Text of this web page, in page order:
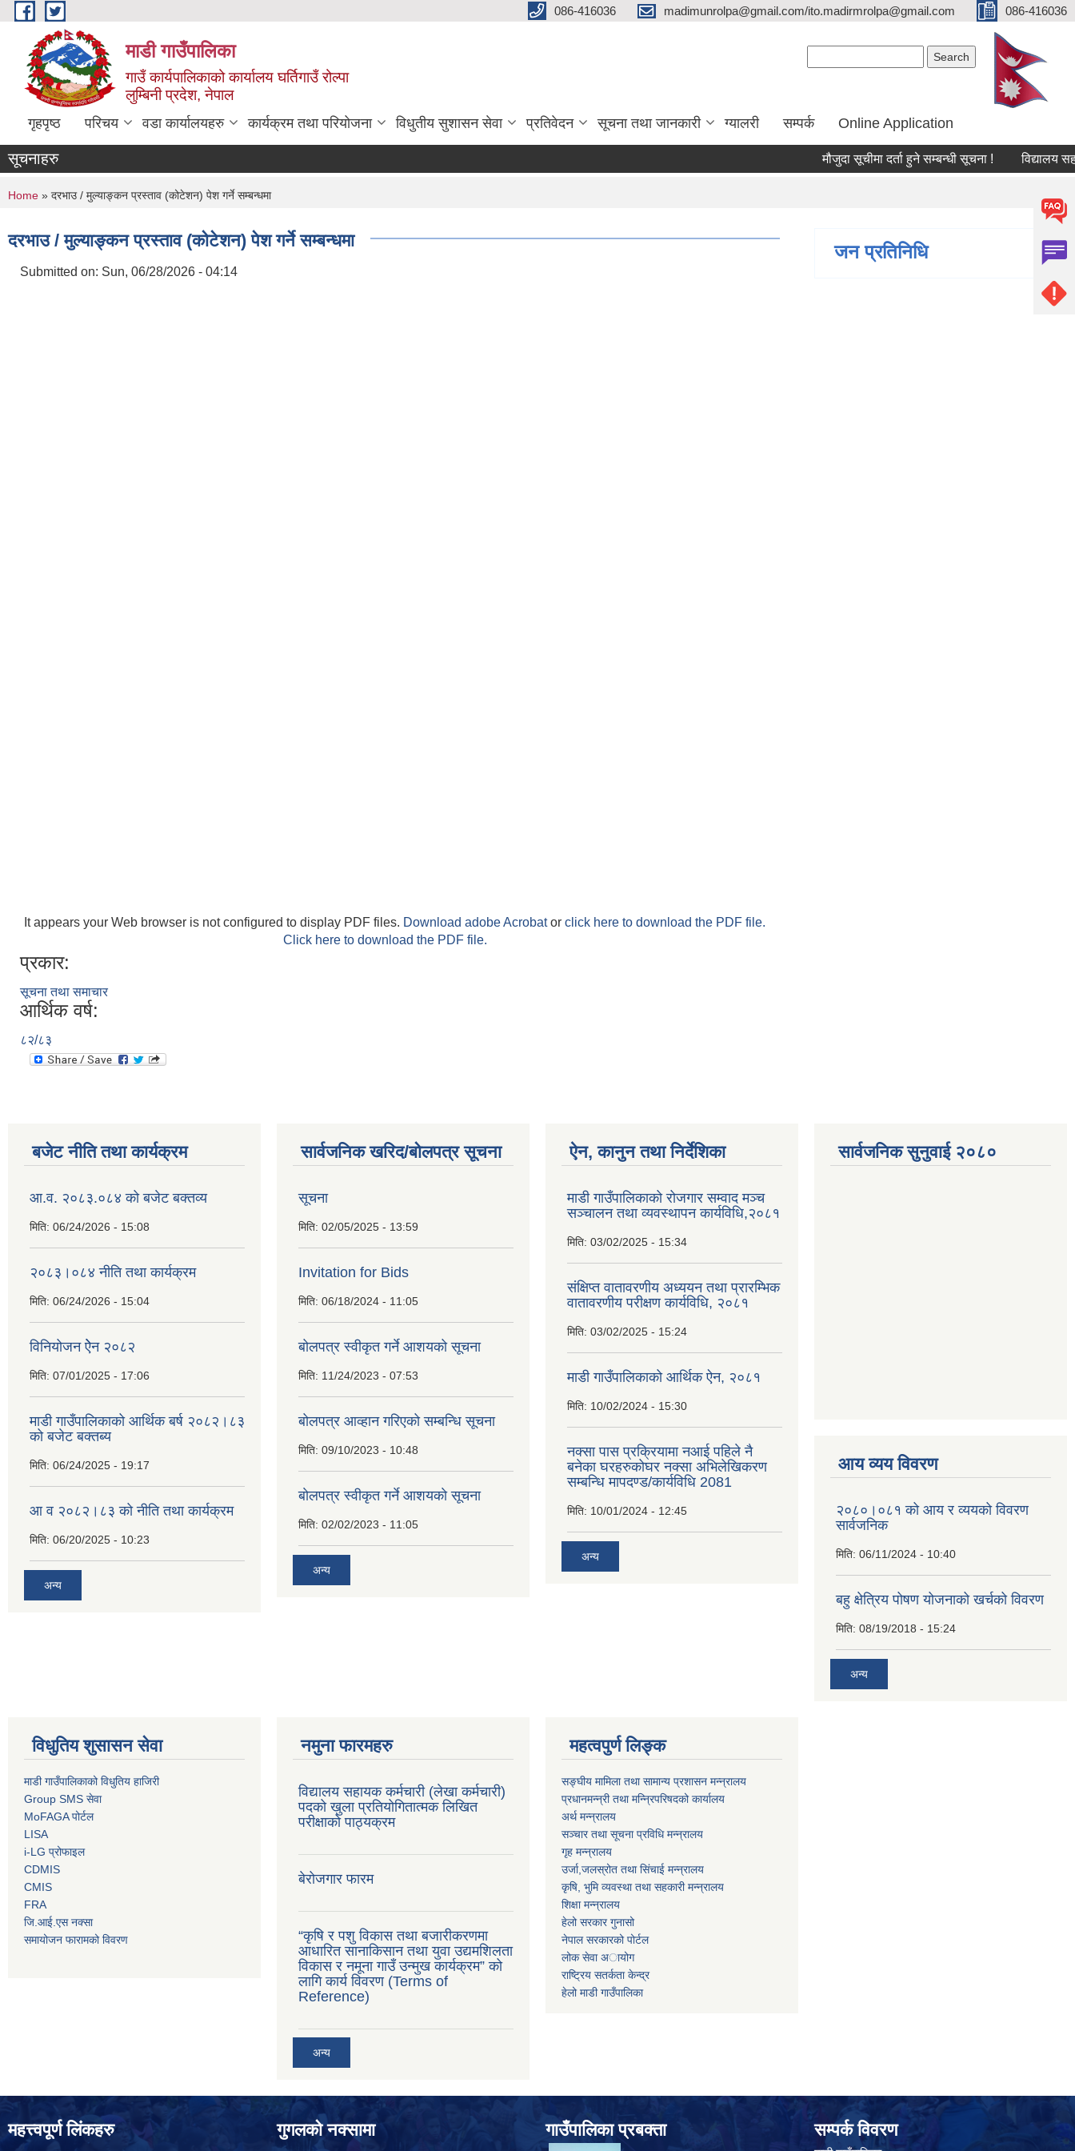
Skip to main content 086-416036 madimunrolpa@gmail.com/ito.madirmrolpa@gmail.com 086-416036
माडी गाउँपालिका
गाउँ कार्यपालिकाको कार्यालय घर्तिगाउँ रोल्पा
लुम्बिनी प्रदेश, नेपाल
गृहपृष्ठ परिचय वडा कार्यालयहरु कार्यक्रम तथा परियोजना विधुतीय सुशासन सेवा प्रतिवेदन सूचना तथा जानकारी ग्यालरी सम्पर्क Online Application
सूचनाहरु मौजुदा सूचीमा दर्ता हुने सम्बन्धी सूचना ! विद्यालय सहायक
You are here
Home » दरभाउ / मुल्याङ्कन प्रस्ताव (कोटेशन) पेश गर्ने सम्बन्धमा
दरभाउ / मुल्याङ्कन प्रस्ताव (कोटेशन) पेश गर्ने सम्बन्धमा
Submitted on: Sun, 06/28/2026 - 04:14
It appears your Web browser is not configured to display PDF files. Download adobe Acrobator click here to download the PDF file.
Click here to download the PDF file.
प्रकार:
सूचना तथा समाचार
आर्थिक वर्ष:
८२/८३
जन प्रतिनिधि
बजेट नीति तथा कार्यक्रम
आ.व. २०८३.०८४ को बजेट बक्तव्य
मिति: 06/24/2026 - 15:08
२०८३।०८४ नीति तथा कार्यक्रम
मिति: 06/24/2026 - 15:04
विनियोजन ऐेन २०८२
मिति: 07/01/2025 - 17:06
माडी गाउँपालिकाको आर्थिक बर्ष २०८२।८३
को बजेट बक्तब्य
मिति: 06/24/2025 - 19:17
आ व २०८२।८३ को नीति तथा कार्यक्रम
मिति: 06/20/2025 - 10:23
अन्य
सार्वजनिक खरिद/बोलपत्र सूचना
सूचना
मिति: 02/05/2025 - 13:59
Invitation for Bids
मिति: 06/18/2024 - 11:05
बोलपत्र स्वीकृत गर्ने आशयको सूचना
मिति: 11/24/2023 - 07:53
बोलपत्र आव्हान गरिएको सम्बन्धि सूचना
मिति: 09/10/2023 - 10:48
बाेलपत्र स्वीकृत गर्ने आशयकाे सूचना
मिति: 02/02/2023 - 11:05
अन्य
ऐन, कानुन तथा निर्देशिका
माडी गाउँपालिकाको रोजगार सम्वाद मञ्च
सञ्चालन तथा व्यवस्थापन कार्यविधि,२०८१
मिति: 03/02/2025 - 15:34
संक्षिप्त वातावरणीय अध्ययन तथा प्रारम्भिक
वातावरणीय परीक्षण कार्यविधि, २०८१
मिति: 03/02/2025 - 15:24
माडी गाउँपालिकाको आर्थिक ऐन, २०८१
मिति: 10/02/2024 - 15:30
नक्सा पास प्रक्रियामा नआई पहिले नै
बनेका घरहरुकोघर नक्सा अभिलेखिकरण
सम्बन्धि मापदण्ड/कार्यविधि 2081
मिति: 10/01/2024 - 12:45
अन्य
सार्वजनिक सुनुवाई २०८०
आय व्यय विवरण
२०८०।०८१ को आय र व्ययको विवरण
सार्वजनिक
मिति: 06/11/2024 - 10:40
बहु क्षेत्रिय पोषण योजनाको खर्चको विवरण
मिति: 08/19/2018 - 15:24
अन्य
विधुतिय शुसासन सेवा
माडी गाउँपालिकाको विधुतिय हाजिरी
Group SMS सेवा
MoFAGA पोर्टल
LISA
i-LG प्रोफाइल
CDMIS
CMIS
FRA
जि.आई.एस नक्सा
समायोजन फारामको विवरण
नमुना फारमहरु
विद्यालय सहायक कर्मचारी (लेखा कर्मचारी)
पदको खुला प्रतियोगितात्मक लिखित
परीक्षाको पाठ्यक्रम
बेरोजगार फारम
“कृषि र पशु विकास तथा बजारीकरणमा
आधारित सानाकिसान तथा युवा उद्यमशिलता
विकास र नमूना गाउँ उन्मुख कार्यक्रम” को
लागि कार्य विवरण (Terms of
Reference)
अन्य
महत्वपुर्ण लिङ्क
सङ्घीय मामिला तथा सामान्य प्रशासन मन्न्रालय
प्रधानमन्न्री तथा मन्न्रिपरिषदको कार्यालय
अर्थ मन्न्रालय
सञ्चार तथा सूचना प्रविधि मन्न्रालय
गृह मन्न्रालय
उर्जा,जलस्रोत तथा सिंचाई मन्न्रालय
कृषि, भुमि व्यवस्था तथा सहकारी मन्न्रालय
शिक्षा मन्न्रालय
हेलो सरकार गुनासो
नेपाल सरकारको पोर्टल
लोक सेवा अायोग
राष्ट्रिय सतर्कता केन्द्र
हेलो माडी गाउँपालिका
महत्त्वपूर्ण लिंकहरु गुगलको नक्सामा गाउँपालिका प्रबक्ता सम्पर्क विवरण